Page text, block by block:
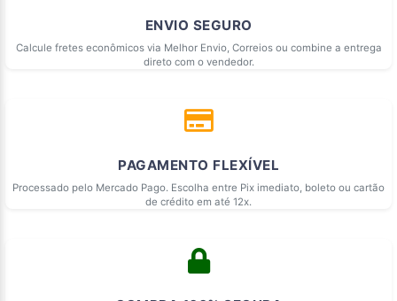
ENVIO SEGURO
Calcule fretes econômicos via Melhor Envio, Correios ou combine a entrega
direto com o vendedor.
PAGAMENTO FLEXÍVEL
Processado pelo Mercado Pago. Escolha entre Pix imediato, boleto ou cartão
de crédito em até 12x.